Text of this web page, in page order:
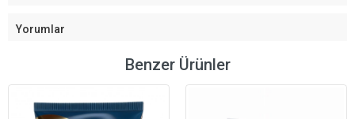
Yorumlar
Benzer Ürünler